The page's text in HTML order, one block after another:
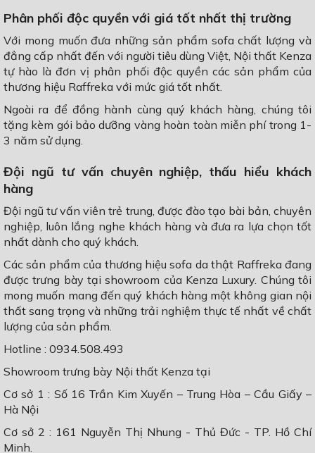
Phân phối độc quyền với giá tốt nhất thị trường
Với mong muốn đưa những sản phẩm sofa chất lượng và
đẳng cấp nhất đến với người tiêu dùng Việt, Nội thất Kenza
tự hào là đơn vị phân phối độc quyền các sản phẩm của
thương hiệu Raffreka với mức giá tốt nhất.
Ngoài ra để đồng hành cùng quý khách hàng, chúng tôi
tặng kèm gói bảo dưỡng vàng hoàn toàn miễn phí trong 1-
3 năm sử dụng.
Đội ngũ tư vấn chuyên nghiệp, thấu hiểu khách
hàng
Đội ngũ tư vấn viên trẻ trung, được đào tạo bài bản, chuyên
nghiệp, luôn lắng nghe khách hàng và đưa ra lựa chọn tốt
nhất dành cho quý khách.
Các sản phẩm của thương hiệu sofa da thật Raffreka đang
được trưng bày tại showroom của Kenza Luxury. Chúng tôi
mong muốn mang đến quý khách hàng một không gian nội
thất sang trọng và những trải nghiệm thực tế nhất về chất
lượng của sản phẩm.
Hotline : 0934.508.493
Showroom trưng bày Nội thất Kenza tại
Cơ sở 1 : Số 16 Trần Kim Xuyến – Trung Hòa – Cầu Giấy –
Hà Nội
Cơ sở 2 : 161 Nguyễn Thị Nhung - Thủ Đức - TP. Hồ Chí
Minh.